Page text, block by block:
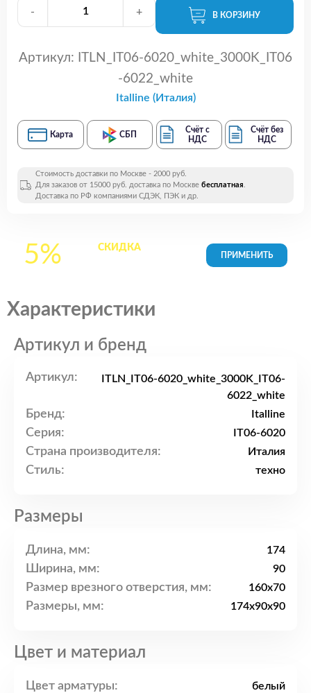
- + В КОРЗИНУ
Артикул: ITLN_IT06-6020_white_3000K_IT06
-6022_white
Italline (Италия)
Карта СБП
Счёт с
НДС
Счёт без
НДС
Стоимость доставки по Москве - 2000 руб.
Для заказов от 15000 руб. доставка по Москве бесплатная.
Доставка по РФ компаниями СДЭК, ПЭК и др.
5% СКИДКАна все
Характеристики
Артикул и бренд
Артикул:
ITLN_IT06-6020_white_3000K_IT06-
6022_white
Бренд: Italline
Серия: IT06-6020
Страна производителя: Италия
Стиль: техно
Размеры
Длина, мм: 174
Ширина, мм: 90
Размер врезного отверстия, мм: 160x70
Размеры, мм: 174x90x90
Цвет и материал
Цвет арматуры: белый